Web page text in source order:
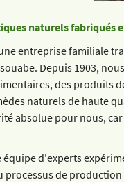
naturels fabriqués
entreprise familiale
Depuis 1903,
des produits
naturels de haute
absolue pour nous,
d'experts
processus de